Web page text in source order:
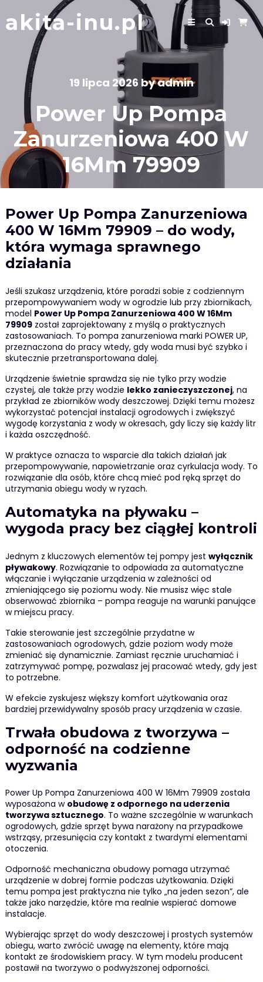
to
content
akita-inu.pl
19 lipca 2026 byadmin
Power Up Pompa
Zanurzeniowa 400 W
16Mm 79909
Power Up Pompa Zanurzeniowa
400 W 16Mm 79909 – do wody,
która wymaga sprawnego
działania
Jeśli szukasz urządzenia, które poradzi sobie z codziennym
przepompowywaniem wody w ogrodzie lub przy zbiornikach,
model Power Up Pompa Zanurzeniowa 400 W 16Mm
79909został zaprojektowany z myślą o praktycznych
zastosowaniach. To pompa zanurzeniowa marki POWER UP,
przeznaczona do pracy wtedy, gdy woda musi być szybko i
skutecznie przetransportowana dalej.
Urządzenie świetnie sprawdza się nie tylko przy wodzie
czystej, ale także przy wodzie lekko zanieczyszczonej, na
przykład ze zbiorników wody deszczowej. Dzięki temu możesz
wykorzystać potencjał instalacji ogrodowych i zwiększyć
wygodę korzystania z wody w okresach, gdy liczy się każdy litr
i każda oszczędność.
W praktyce oznacza to wsparcie dla takich działań jak
przepompowywanie, napowietrzanie oraz cyrkulacja wody. To
rozwiązanie dla osób, które chcą mieć pod ręką sprzęt do
utrzymania obiegu wody w ryzach.
Automatyka na pływaku –
wygoda pracy bez ciągłej kontroli
Jednym z kluczowych elementów tej pompy jest wyłącznik
pływakowy. Rozwiązanie to odpowiada za automatyczne
włączanie i wyłączanie urządzenia w zależności od
zmieniającego się poziomu wody. Nie musisz więc stale
obserwować zbiornika – pompa reaguje na warunki panujące
w miejscu pracy.
Takie sterowanie jest szczególnie przydatne w
zastosowaniach ogrodowych, gdzie poziom wody może
zmieniać się dynamicznie. Zamiast ręcznie uruchamiać i
zatrzymywać pompę, pozwalasz jej pracować wtedy, gdy jest
to potrzebne.
W efekcie zyskujesz większy komfort użytkowania oraz
bardziej przewidywalny sposób pracy urządzenia w czasie.
Trwała obudowa z tworzywa –
odporność na codzienne
wyzwania
Power Up Pompa Zanurzeniowa 400 W 16Mm 79909 została
wyposażona w obudowę z odpornego na uderzenia
tworzywa sztucznego. To ważne szczególnie w warunkach
ogrodowych, gdzie sprzęt bywa narażony na przypadkowe
wstrząsy, przesunięcia czy kontakt z twardymi elementami
otoczenia.
Odporność mechaniczna obudowy pomaga utrzymać
urządzenie w dobrej formie podczas użytkowania. Dzięki
temu pompa jest praktyczna nie tylko „na jeden sezon”, ale
także jako narzędzie, które ma realnie wspierać domowe
instalacje.
Wybierając sprzęt do wody deszczowej i prostych systemów
obiegu, warto zwrócić uwagę na elementy, które mają
kontakt ze środowiskiem pracy. W tym modelu producent
postawił na tworzywo o podwyższonej odporności.